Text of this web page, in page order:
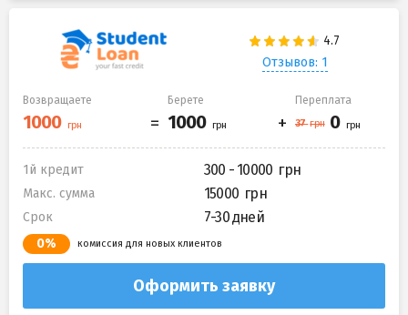
Отзывов: 1
Возвращаете Берете Переплата
1й кредит 300 - 10000
Макс. сумма 15000
Срок 7-30 дней
0% комиссия для новых клиентов
Оформить заявку